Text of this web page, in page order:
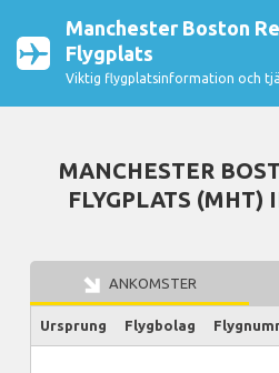
Manchester Boston
Flygplats
Viktig flygplatsinformation och
MANCHESTER
FLYGPLATS (MHT)
ANKOMSTER
Ursprung Flygbolag